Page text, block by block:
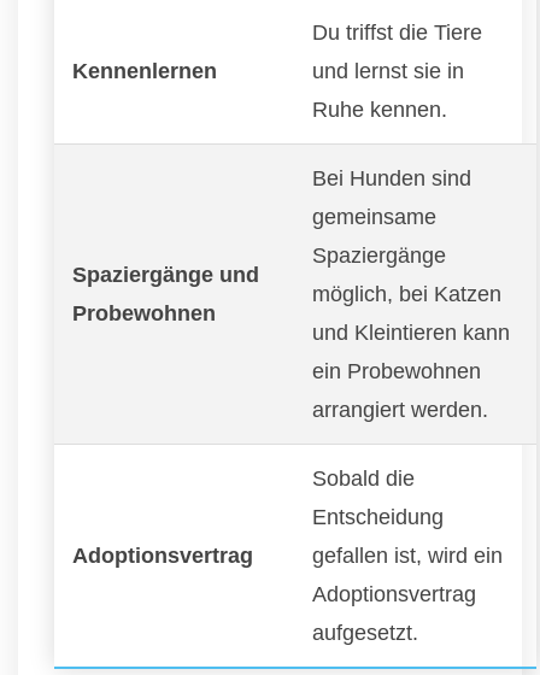
Kennenlernen
Du triffst die Tiere
und lernst sie in
Ruhe kennen.
Spaziergänge und
Probewohnen
Bei Hunden sind
gemeinsame
Spaziergänge
möglich, bei Katzen
und Kleintieren kann
ein Probewohnen
arrangiert werden.
Adoptionsvertrag
Sobald die
Entscheidung
gefallen ist, wird ein
Adoptionsvertrag
aufgesetzt.